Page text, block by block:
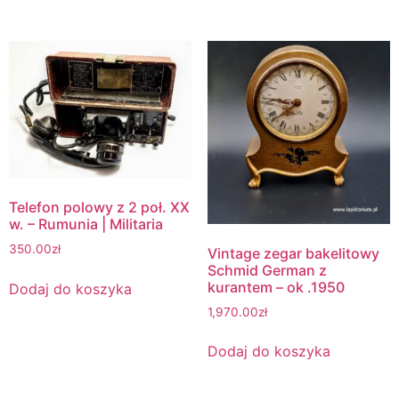
Telefon polowy z 2 poł. XX
w. – Rumunia | Militaria
350.00zł
Dodaj do koszyka
Vintage zegar bakelitowy
Schmid German z
kurantem – ok .1950
1,970.00zł
Dodaj do koszyka